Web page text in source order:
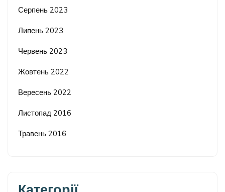
Серпень 2023
Липень 2023
Червень 2023
Жовтень 2022
Вересень 2022
Листопад 2016
Травень 2016